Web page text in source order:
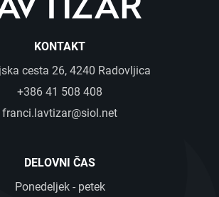
KONTAKT
cesta 26, 4240 Radovljica
+386 41 508 408
franci.lavtizar@siol.net
DELOVNI ČAS
Ponedeljek - petek